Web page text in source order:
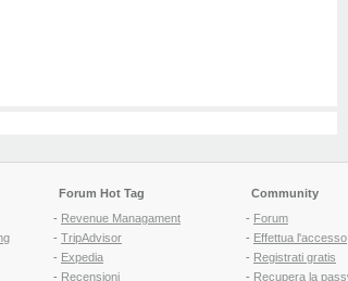
Forum Hot Tag
- Revenue Managament
- TripAdvisor
- Expedia
- Recensioni
Community
- Forum
- Effettua l'accesso
- Registrati gratis
- Recupera la